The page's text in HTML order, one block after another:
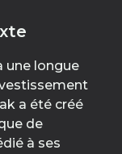
une longue
a été créé
de
à ses